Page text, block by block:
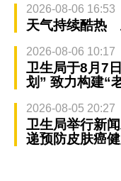
2026-08-06 16:53
天气持续酷热
2026-08-06 10:17
卫生局于8月7
划” 致力构建“
2026-08-05 20:27
卫生局举行新
递预防皮肤癌